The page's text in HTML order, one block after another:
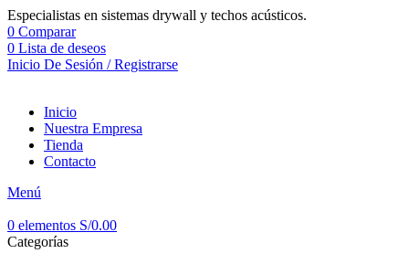
Especialistas en sistemas drywall y techos acústicos.
0 Comparar
0 Lista de deseos
Inicio De Sesión / Registrarse
Inicio
Nuestra Empresa
Tienda
Contacto
Menú
0 elementos S/0.00
Categorías